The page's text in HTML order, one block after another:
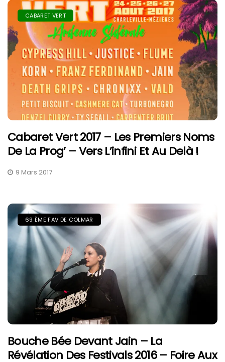
CABARET VERT
Cabaret Vert 2017 – Les Premiers Noms
De La Prog’ – Vers L’infini Et Au Delà !
9 Mars 2017
69 ÈME FAV DE COLMAR
Bouche Bée Devant Jain – La
Révélation Des Festivals 2016 – Foire Aux